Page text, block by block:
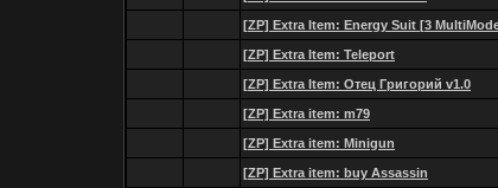
[ZP] Extra Item: Energy Suit [3
[ZP] Extra Item: Teleport
[ZP] Extra Item: Отец Григорий v1.0
[ZP] Extra item: m79
[ZP] Extra item: Minigun
[ZP] Extra item: buy Assassin